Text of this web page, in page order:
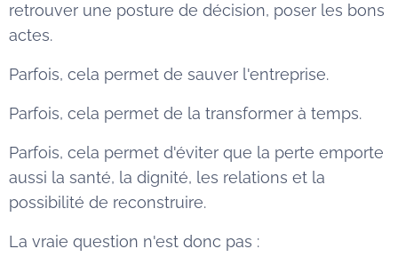
retrouver une posture de décision, poser les bons
actes.
Parfois, cela permet de sauver l'entreprise.
Parfois, cela permet de la transformer à temps.
Parfois, cela permet d'éviter que la perte emporte
aussi la santé, la dignité, les relations et la
possibilité de reconstruire.
La vraie question n'est donc pas :